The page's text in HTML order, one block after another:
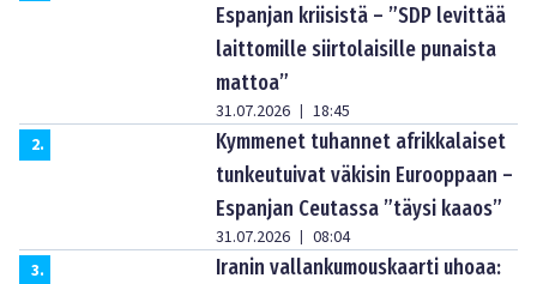
Espanjan kriisistä – ”SDP levittää
laittomille siirtolaisille punaista
mattoa”
31.07.2026 | 18:45
2.
Kymmenet tuhannet afrikkalaiset
tunkeutuivat väkisin Eurooppaan –
Espanjan Ceutassa ”täysi kaaos”
31.07.2026 | 08:04
3.
Iranin vallankumouskaarti uhoaa: